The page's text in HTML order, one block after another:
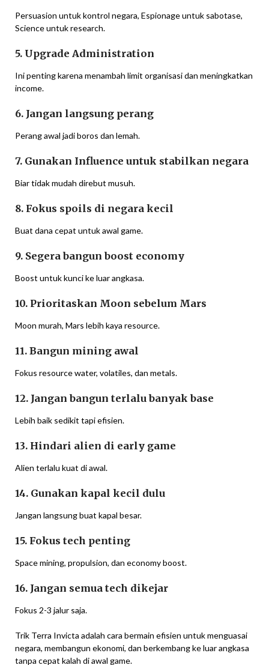
Persuasion untuk kontrol negara, Espionage untuk sabotase,
Science untuk research.
5. Upgrade Administration
Ini penting karena menambah limit organisasi dan meningkatkan
income.
6. Jangan langsung perang
Perang awal jadi boros dan lemah.
7. Gunakan Influence untuk stabilkan negara
Biar tidak mudah direbut musuh.
8. Fokus spoils di negara kecil
Buat dana cepat untuk awal game.
9. Segera bangun boost economy
Boost untuk kunci ke luar angkasa.
10. Prioritaskan Moon sebelum Mars
Moon murah, Mars lebih kaya resource.
11. Bangun mining awal
Fokus resource water, volatiles, dan metals.
12. Jangan bangun terlalu banyak base
Lebih baik sedikit tapi efisien.
13. Hindari alien di early game
Alien terlalu kuat di awal.
14. Gunakan kapal kecil dulu
Jangan langsung buat kapal besar.
15. Fokus tech penting
Space mining, propulsion, dan economy boost.
16. Jangan semua tech dikejar
Fokus 2-3 jalur saja.
Trik Terra Invicta adalah cara bermain efisien untuk menguasai
negara, membangun ekonomi, dan berkembang ke luar angkasa
tanpa cepat kalah di awal game.